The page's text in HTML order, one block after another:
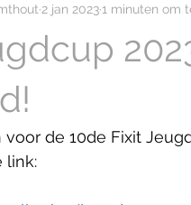
2 jan 20231 minuten om
voor de 10de Fixit
link: